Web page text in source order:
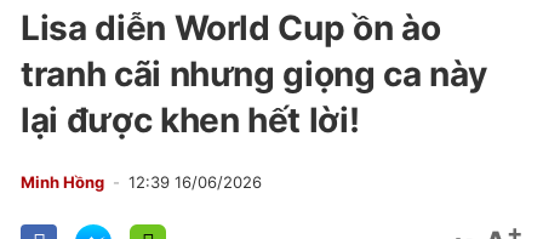
Lisa diễn World Cup ồn ào
tranh cãi nhưng giọng ca này
lại được khen hết lời!
Minh Hồng 12:39 16/06/2026
+